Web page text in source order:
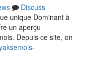
Discuss
unique Dominant à
un aperçu
Depuis ce site, on